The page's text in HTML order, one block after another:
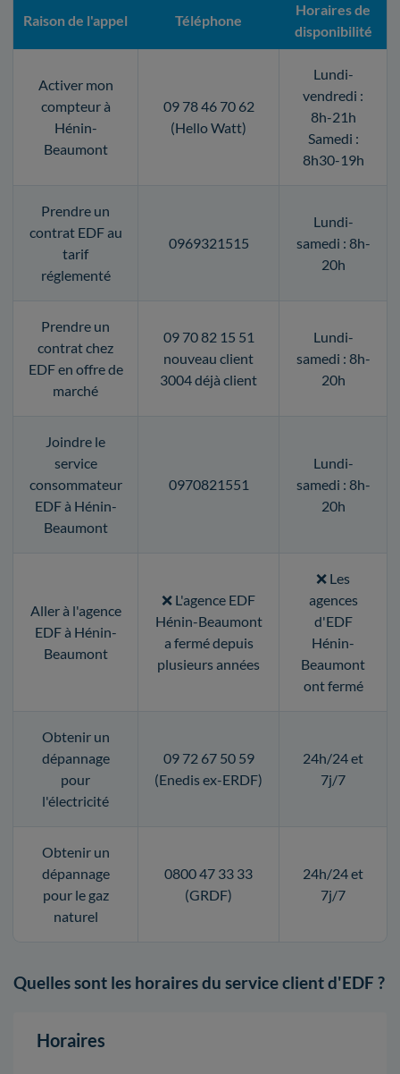
Raison de l'appel Téléphone
Horaires de
disponibilité
Activer mon
compteur à
Hénin-
Beaumont
09 78 46 70 62
(Hello Watt)
Lundi-
vendredi :
8h-21h
Samedi :
8h30-19h
Prendre un
contrat EDF au
tarif
réglementé
0969321515
Lundi-
samedi : 8h-
20h
Prendre un
contrat chez
EDF en offre de
marché
09 70 82 15 51
nouveau client
3004 déjà client
Lundi-
samedi : 8h-
20h
Joindre le
service
consommateur
EDF à Hénin-
Beaumont
0970821551
Lundi-
samedi : 8h-
20h
Aller à l'agence
EDF à Hénin-
Beaumont
❌ L'agence EDF
Hénin-Beaumont
a fermé depuis
plusieurs années
❌ Les
agences
d'EDF
Hénin-
Beaumont
ont fermé
Obtenir un
dépannage
pour
l'électricité
09 72 67 50 59
(Enedis ex-ERDF)
24h/24 et
7j/7
Obtenir un
dépannage
pour le gaz
naturel
0800 47 33 33
(GRDF)
24h/24 et
7j/7
Quelles sont les horaires du service client d'EDF ?
Horaires